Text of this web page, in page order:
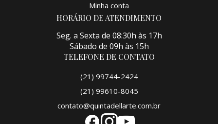
Minha conta
HORÁRIO DE ATENDIMENTO
Seg. a Sexta de 08:30h às 17h
Sábado de 09h às 15h
TELEFONE DE CONTATO
(21) 99744-2424
(21) 99610-8045
contato@quintadellarte.com.br